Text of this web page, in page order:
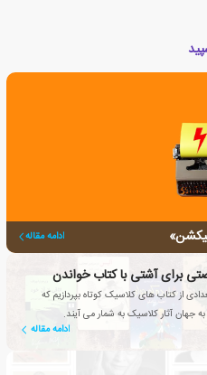
ادامه مقاله
برای آشتی با کتاب خواندن
از کتاب های کلاسیک کوتاه بپردازیم که
جهان آثار کلاسیک به شمار می آیند.
ادامه مقاله